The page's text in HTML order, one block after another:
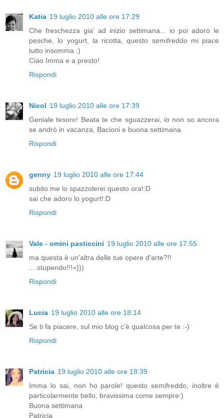
Katia 19 luglio 2010 alle ore 17:29
Che freschezza gia' ad inizio settimana... io poi adoro le
pesche, lo yogurt, la ricotta, questo semifreddo mi piace
tutto insomma :)
Ciao Imma e a presto!
Rispondi
Nicol 19 luglio 2010 alle ore 17:39
Geniale tesoro! Beata te che sguazzerai, io non so ancora
se andrò in vacanza, Bacioni e buona settimana
Rispondi
genny 19 luglio 2010 alle ore 17:44
subito me lo spazzolerei questo ora!:D
sai che adoro lo yogurt!:D
Rispondi
Vale - omini pasticcini 19 luglio 2010 alle ore 17:55
ma questa è un'altra delle tue opere d'arte?!!
....stupendo!!!=)))
Rispondi
Lucia 19 luglio 2010 alle ore 18:14
Se ti fa piacere, sul mio blog c'è qualcosa per te :-)
Rispondi
Patricia 19 luglio 2010 alle ore 18:39
Imma lo sai, non ho parole! questo semifreddo, inoltre è
particolarmente bello, bravissima come sempre:)
Buona settimana
Patricia